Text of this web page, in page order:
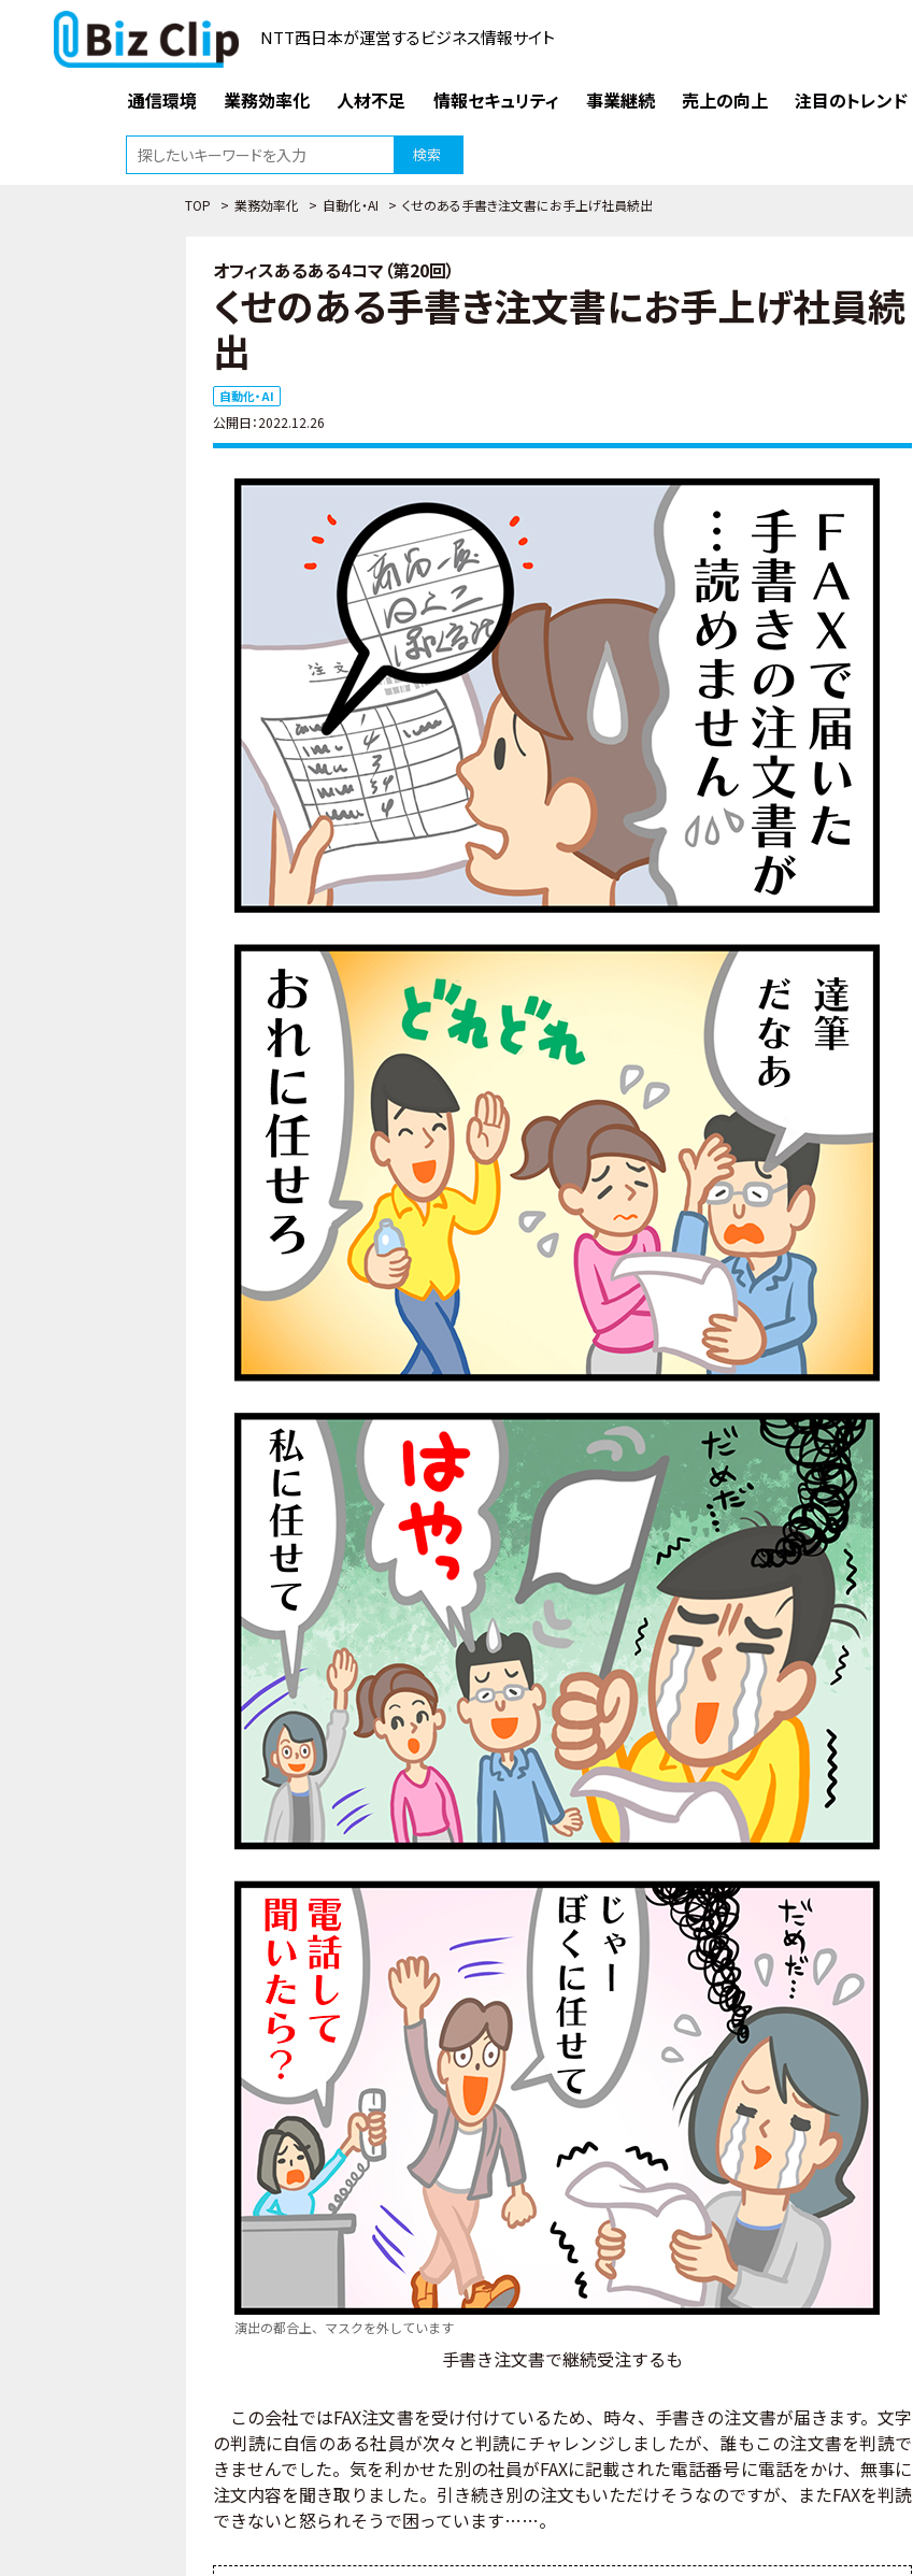
NTT西日本が運営するビジネス情報サイト
通信環境 業務効率化 人材不足 情報セキュリティ 事業継続 売上の向上 注目のトレンド
検索
TOP > 業務効率化 > 自動化・AI > くせのある手書き注文書にお手上げ社員続出
オフィスあるある4コマ（第20回）
くせのある手書き注文書にお手上げ社員続
出
自動化・AI
公開日：2022.12.26
演出の都合上、マスクを外しています
手書き注文書で継続受注するも
この会社ではFAX注文書を受け付けているため、時々、手書きの注文書が届きます。文字
の判読に自信のある社員が次々と判読にチャレンジしましたが、誰もこの注文書を判読で
きませんでした。気を利かせた別の社員がFAXに記載された電話番号に電話をかけ、無事に
注文内容を聞き取りました。引き続き別の注文もいただけそうなのですが、またFAXを判読
できないと怒られそうで困っています……。